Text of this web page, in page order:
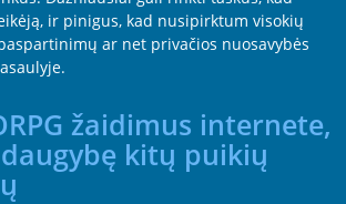
ir pinigus, kad nusipirktum visokių
ar net privačios nuosavybės
žaidimus internete,
kitų puikių